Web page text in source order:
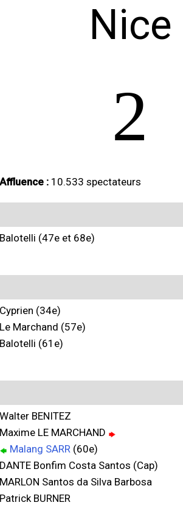
Nice
2
Affluence : 10.533 spectateurs
Balotelli (47e et 68e)
Cyprien (34e)
Le Marchand (57e)
Balotelli (61e)
Walter BENITEZ
Maxime LE MARCHAND
Malang SARR (60e)
DANTE Bonfim Costa Santos (Cap)
MARLON Santos da Silva Barbosa
Patrick BURNER